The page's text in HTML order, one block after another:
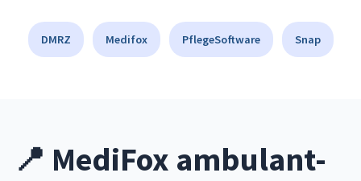
DMRZ Medifox PflegeSoftware Snap
📍 MediFox ambulant-